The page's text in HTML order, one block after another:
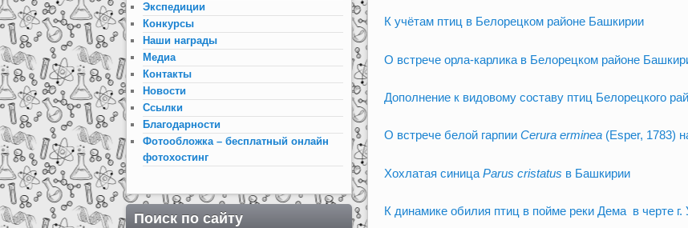
К учётам птиц в Белорецком районе Башкирии
О встрече орла-карлика в Белорецком районе
Дополнение к видовому составу птиц Белорецкого
О встрече белой гарпии Cerura erminea(Esper, 1783)
Хохлатая синица Parus cristatus в Башкирии
К динамике обилия птиц в пойме реки Дема в черте г.
Экспедиции
Конкурсы
Наши награды
Медиа
Контакты
Новости
Ссылки
Благодарности
Фотообложка – бесплатный онлайн
фотохостинг
Поиск по сайту